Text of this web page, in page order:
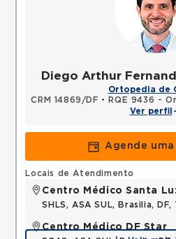
Diego Arthur
Ortopedia de
CRM 14869/DF •
RQE 9436 -
Ver perfil
Agende
Locais de Atendimento
Centro Médico Santa
SHLS, ASA SUL, Brasilia,
Centro Médico DF Star